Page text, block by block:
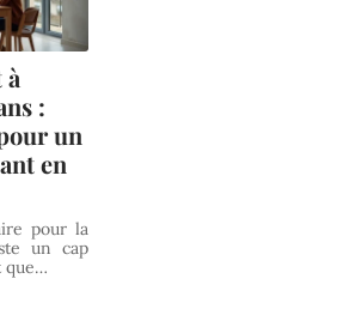
à
:
un
en
pour la
un cap
que…